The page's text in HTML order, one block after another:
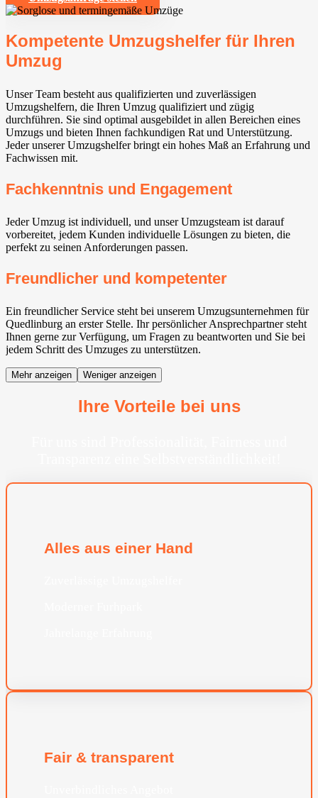
Kompetente Umzugshelfer für Ihren
Umzug
Unser Team besteht aus qualifizierten und zuverlässigen
Umzugshelfern, die Ihren Umzug qualifiziert und zügig
durchführen. Sie sind optimal ausgebildet in allen Bereichen eines
Umzugs und bieten Ihnen fachkundigen Rat und Unterstützung.
Jeder unserer Umzugshelfer bringt ein hohes Maß an Erfahrung und
Fachwissen mit.
Fachkenntnis und Engagement
Jeder Umzug ist individuell, und unser Umzugsteam ist darauf
vorbereitet, jedem Kunden individuelle Lösungen zu bieten, die
perfekt zu seinen Anforderungen passen.
Freundlicher und kompetenter
Ein freundlicher Service steht bei unserem Umzugsunternehmen für
Quedlinburg an erster Stelle. Ihr persönlicher Ansprechpartner steht
Ihnen gerne zur Verfügung, um Fragen zu beantworten und Sie bei
jedem Schritt des Umzuges zu unterstützen.
Mehr anzeigen Weniger anzeigen
Ihre Vorteile bei uns
Alles aus einer Hand
Fair & transparent